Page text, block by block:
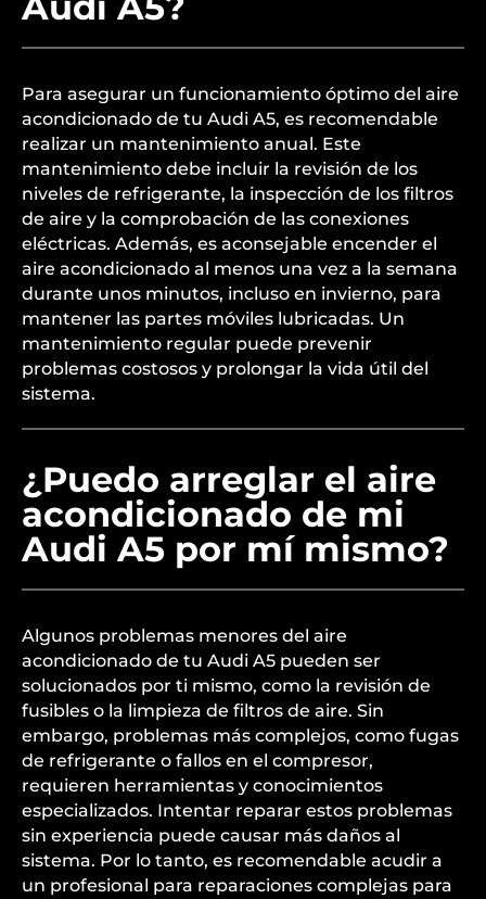
Para asegurar un funcionamiento óptimo del aire
acondicionado de tu Audi A5, es recomendable
realizar un mantenimiento anual. Este
mantenimiento debe incluir la revisión de los
niveles de refrigerante, la inspección de los filtros
de aire y la comprobación de las conexiones
eléctricas. Además, es aconsejable encender el
aire acondicionado al menos una vez a la semana
durante unos minutos, incluso en invierno, para
mantener las partes móviles lubricadas. Un
mantenimiento regular puede prevenir
problemas costosos y prolongar la vida útil del
sistema.
¿Puedo arreglar el aire
acondicionado de mi
Audi A5 por mí mismo?
Algunos problemas menores del aire
acondicionado de tu Audi A5 pueden ser
solucionados por ti mismo, como la revisión de
fusibles o la limpieza de filtros de aire. Sin
embargo, problemas más complejos, como fugas
de refrigerante o fallos en el compresor,
requieren herramientas y conocimientos
especializados. Intentar reparar estos problemas
sin experiencia puede causar más daños al
sistema. Por lo tanto, es recomendable acudir a
un profesional para reparaciones complejas para